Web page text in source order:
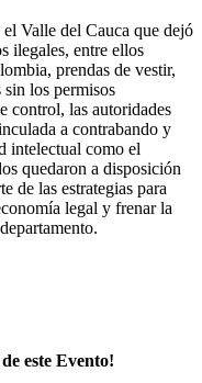
Valle del Cauca que dejó
ilegales, entre ellos
prendas de vestir,
los permisos
control, las autoridades
a contrabando y
intelectual como el
quedaron a disposición
de las estrategias para
legal y frenar la
este Evento!